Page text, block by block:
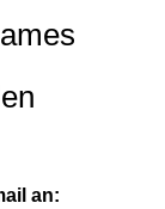
an: